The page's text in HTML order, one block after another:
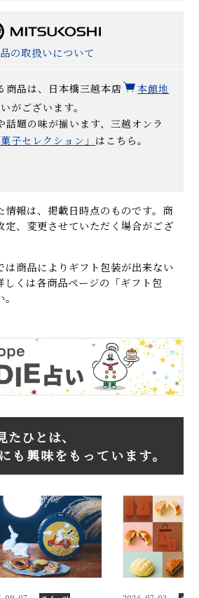
の取扱いについて
商品は、日本橋三越本店
本館地
がございます。
話題の味が揃います、三越オンラ
菓子セレクション」 はこちら。
報は、掲載日時点のものです。商
定、変更させていただく場合がござ
商品によりギフト包装が出来ない
しくは各商品ページの「ギフト包
たひとは、
も興味をもっています。